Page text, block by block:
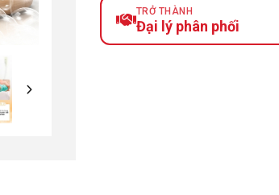
TRỞ THÀNH
Đại lý phân phối